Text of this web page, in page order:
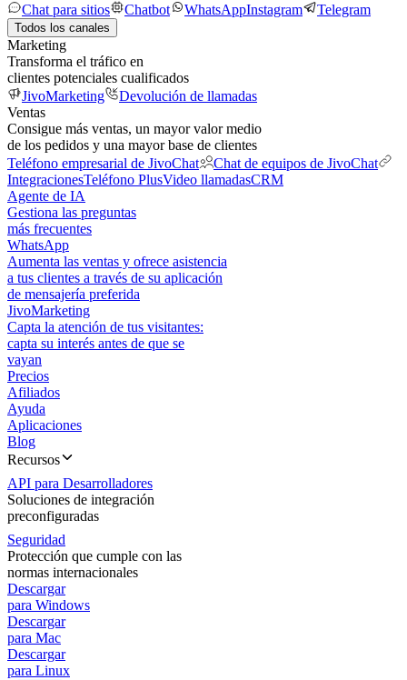
Chat para sitios
Chatbot WhatsAppInstagram Telegram
Todos los canales
Marketing
Transforma el tráfico en
clientes potenciales cualificados
JivoMarketing
Devolución de llamadas
Ventas
Consigue más ventas, un mayor valor medio
de los pedidos y una mayor base de clientes
Teléfono empresarial de JivoChat
Chat de equipos de JivoChat
IntegracionesTeléfono PlusVideo llamadasCRM
Agente de IA
Gestiona las preguntas
más frecuentes
WhatsApp
Aumenta las ventas y ofrece asistencia
a tus clientes a través de su aplicación
de mensajería preferida
JivoMarketing
Capta la atención de tus visitantes:
capta su interés antes de que se
vayan
Precios
Afiliados
Ayuda
Aplicaciones
Blog
Recursos
API para Desarrolladores
Soluciones de integración
preconfiguradas
Seguridad
Protección que cumple con las
normas internacionales
Descargar
para Windows
Descargar
para Mac
Descargar
para Linux